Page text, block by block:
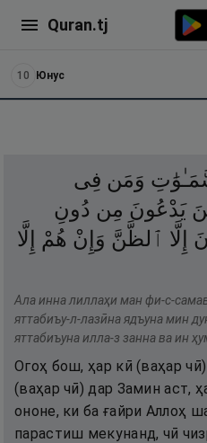
Quran.tj
10 Юнус
وَمَن فِى
يَدْعُونَ مِن دُونِ
إِلَّا ٱلظَّنَّ وَإِنْ هُمْ
إِلَّا
Ала инна лиллаҳи ман фи-с-
яттабиъу-л-лазӣна ядъуна мин
яттабиъуна илла-з занна ва ин
Огоҳ бош, ҳар кӣ (ваҳар
(ваҳар чӣ) дар Замин аст,
ононе, ки ба ғайри Аллоҳ
парастиш мекунанд, чӣ